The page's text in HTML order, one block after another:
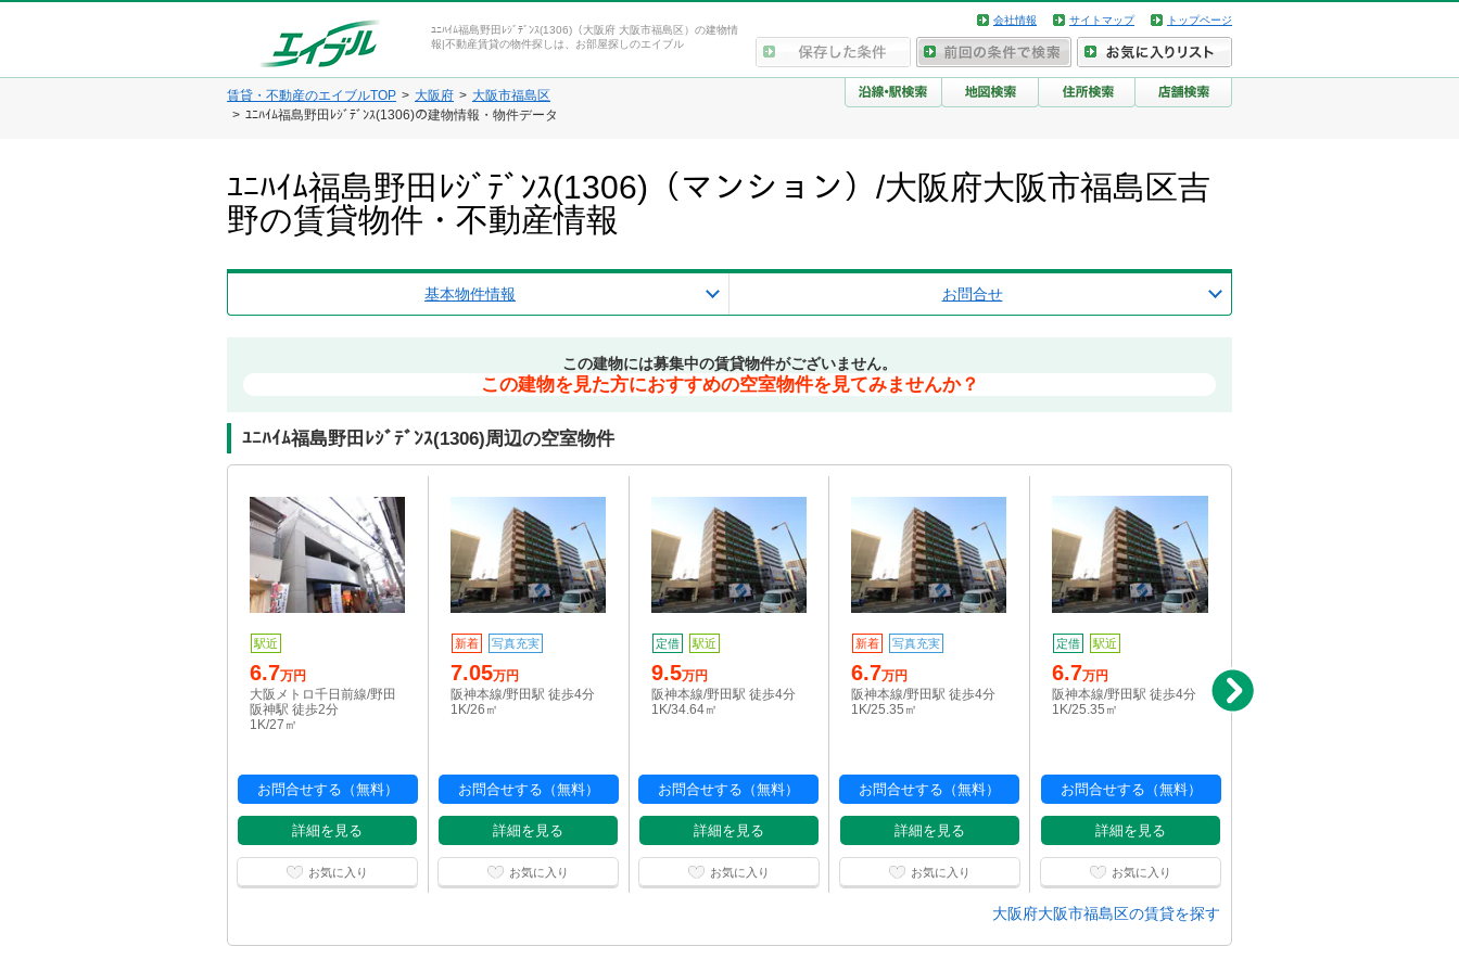
ﾕﾆﾊｲﾑ福島野田ﾚｼﾞﾃﾞﾝｽ(1306)（大阪府 大阪市福島区）の建物情
報|不動産賃貸の物件探しは、お部屋探しのエイブル
会社情報 サイトマップ トップページ
賃貸・不動産のエイブルTOP 大阪府
大阪市福島区
ﾕﾆﾊｲﾑ福島野田ﾚｼﾞﾃﾞﾝｽ(1306)の建物情報・物件データ
ﾕﾆﾊｲﾑ福島野田ﾚｼﾞﾃﾞﾝｽ(1306)（マンション）/大阪府大阪市福島区吉
野の賃貸物件・不動産情報
基本物件情報 お問合せ
この建物には募集中の賃貸物件がございません。
この建物を見た方におすすめの空室物件を見てみませんか？
ﾕﾆﾊｲﾑ福島野田ﾚｼﾞﾃﾞﾝｽ(1306)周辺の空室物件
駅近
6.7万円
大阪メトロ千日前線/野田
阪神駅 徒歩2分
1K/27㎡
お問合せする（無料）
詳細を見る
お気に入り
新着 写真充実
7.05万円
阪神本線/野田駅 徒歩4分
1K/26㎡
お問合せする（無料）
詳細を見る
お気に入り
定借 駅近
9.5万円
阪神本線/野田駅 徒歩4分
1K/34.64㎡
お問合せする（無料）
詳細を見る
お気に入り
新着 写真充実
6.7万円
阪神本線/野田駅 徒歩4分
1K/25.35㎡
お問合せする（無料）
詳細を見る
お気に入り
定借 駅近
6.7万円
阪神本線/野田駅 徒歩4分
1K/25.35㎡
お問合せする（無料）
詳細を見る
お気に入り
阪神本線/野田駅 徒歩4分
大阪府大阪市福島区の賃貸を探す